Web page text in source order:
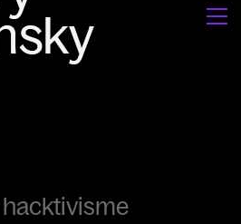
hacktivisme